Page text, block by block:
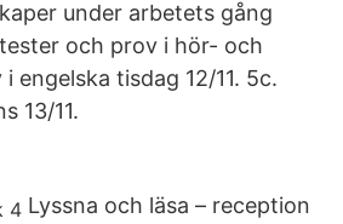
under arbetets gång
och prov i hör- och
engelska tisdag 12/11. 5c.
13/11.
Lyssna och läsa – reception